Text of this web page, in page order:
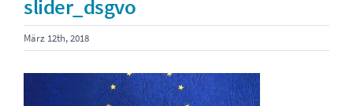
slider_dsgvo
März 12th, 2018